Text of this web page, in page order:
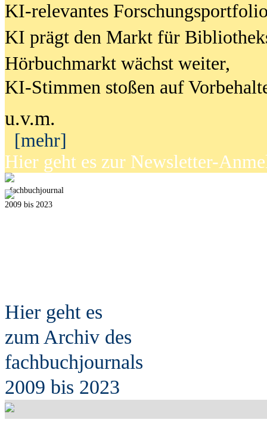
KI-relevantes
KI prägt den Markt für
Hörbuchmarkt wächst weiter,
KI-Stimmen stoßen auf
u.v.m.
[mehr]
Hier geht es zur Newsletter-
fachbuchjournal
2009 bis 2023
Hier geht es
zum Archiv des
fachbuchjournals
2009 bis 2023